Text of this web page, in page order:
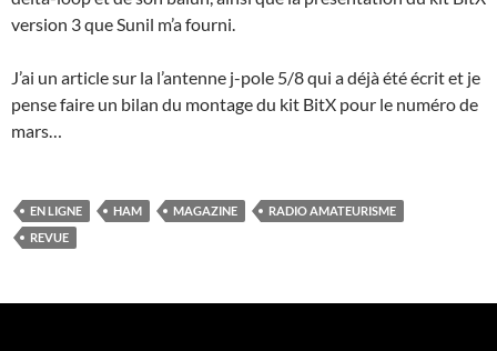
version 3 que Sunil m’a fourni.
J’ai un article sur la l’antenne j-pole 5/8 qui a déjà été écrit et je
pense faire un bilan du montage du kit BitX pour le numéro de
mars…
EN LIGNE HAM MAGAZINE
RADIO AMATEURISME
REVUE